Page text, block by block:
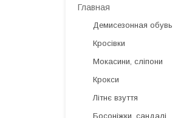
Главная
Демисезонная обувь
Кросівки
Мокасини, сліпони
Крокси
Літнє взуття
Босоніжки, сандалі